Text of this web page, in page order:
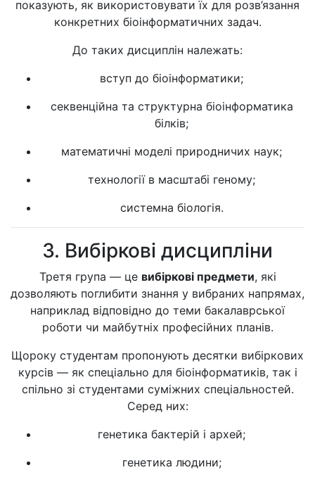
показують, як використовувати їх для розв’язання
конкретних біоінформатичних задач.
До таких дисциплін належать:
вступ до біоінформатики;
секвенційна та структурна біоінформатика
білків;
математичні моделі природничих наук;
технології в масштабі геному;
системна біологія.
3. Вибіркові дисципліни
Третя група — це вибіркові предмети, які
дозволяють поглибити знання у вибраних напрямах,
наприклад відповідно до теми бакалаврської
роботи чи майбутніх професійних планів.
Щороку студентам пропонують десятки вибіркових
курсів — як спеціально для біоінформатиків, так і
спільно зі студентами суміжних спеціальностей.
Серед них:
генетика бактерій і архей;
генетика людини;